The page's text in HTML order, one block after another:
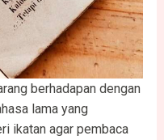
berhadapan dengan
lama yang
ikatan agar pembaca